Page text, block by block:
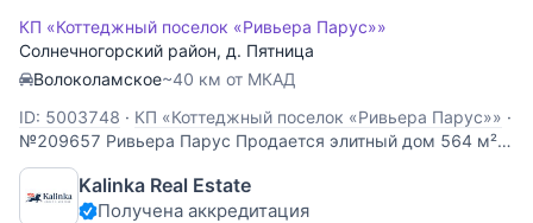
КП «Коттеджный поселок «Ривьера Парус»»
Солнечногорский район, д. Пятница
Волоколамское~40 км от МКАД
ID: 5003748 · КП «Коттеджный поселок «Ривьера Парус»» ·
№209657 Ривьера Парус Продается элитный дом 564 м²
на берегу Истринского водохранилища в поселке Ривьера
Парус. Ключевые особенности: Топ-100 лучших
интерьеров России 2024. Дом с дизайнерской отделкой и
Kalinka Real Estate
Получена аккредитация